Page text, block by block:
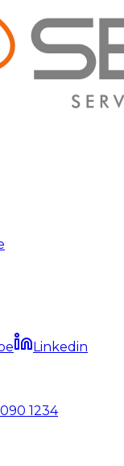
Linkedin
1234